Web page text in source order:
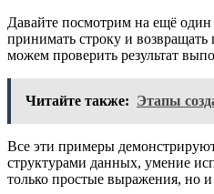
Давайте посмотрим на ещё один
принимать строку и
можем проверить результат
Читайте также: Этапы
Все эти примеры
структурами данных, умение
только простые выражения, но